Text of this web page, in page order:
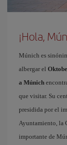
¡Hola,
Múnich es
albergar el
a Múnich
que visitar. Su
presidida por el
Ayuntamiento, la
importante de